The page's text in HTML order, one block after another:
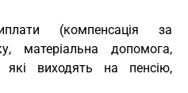
(компенсація за
матеріальна допомога,
які виходять на пенсію,